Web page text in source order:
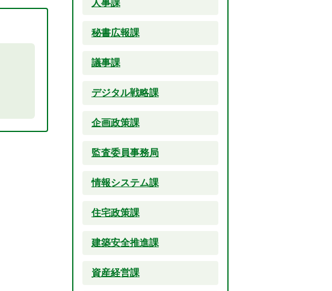
人事課
秘書広報課
議事課
デジタル戦略課
企画政策課
監査委員事務局
情報システム課
住宅政策課
建築安全推進課
資産経営課